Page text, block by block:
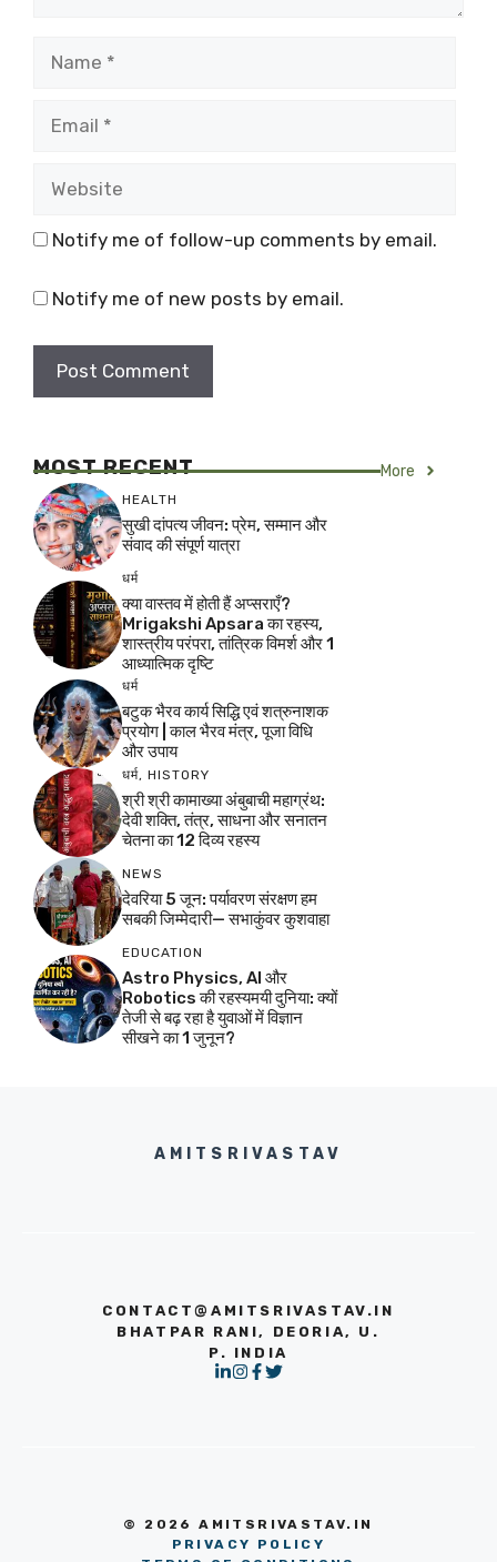
Notify me of follow-up comments by email.
Notify me of new posts by email.
MOST RECENT More
HEALTH
सुखी दांपत्य जीवन: प्रेम, सम्मान और
संवाद की संपूर्ण यात्रा
धर्म
क्या वास्तव में होती हैं अप्सराएँ?
Mrigakshi Apsara का रहस्य,
शास्त्रीय परंपरा, तांत्रिक विमर्श और 1
आध्यात्मिक दृष्टि
धर्म
बटुक भैरव कार्य सिद्धि एवं शत्रुनाशक
प्रयोग | काल भैरव मंत्र, पूजा विधि
और उपाय
धर्म, HISTORY
श्री श्री कामाख्या अंबुबाची महाग्रंथ:
देवी शक्ति, तंत्र, साधना और सनातन
चेतना का 12 दिव्य रहस्य
NEWS
देवरिया 5 जून: पर्यावरण संरक्षण हम
सबकी जिम्मेदारी— सभाकुंवर कुशवाहा
EDUCATION
Astro Physics, AI और
Robotics की रहस्यमयी दुनिया: क्यों
तेजी से बढ़ रहा है युवाओं में विज्ञान
सीखने का 1 जुनून?
AMITSRIVASTAV
CONTACT@AMITSRIVASTAV.IN
BHATPAR RANI, DEORIA, U.
P. INDIA
© 2026 AMITSRIVASTAV.IN
PRIVACY POLICY